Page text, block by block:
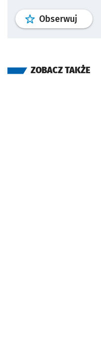
Obserwuj profil
ZOBACZ TAKŻE